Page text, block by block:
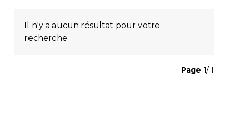
Il n'y a aucun résultat pour votre
recherche
Page 1/ 1